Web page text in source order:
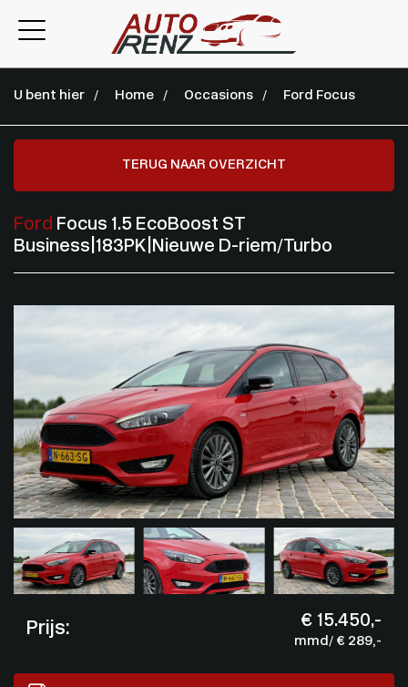
U bent hier Home Occasions Ford Focus
TERUG NAAR OVERZICHT
Ford Focus 1.5 EcoBoost ST
Business|183PK|Nieuwe D-riem/Turbo
Prijs: € 15.450,-
mmd/ € 289,-